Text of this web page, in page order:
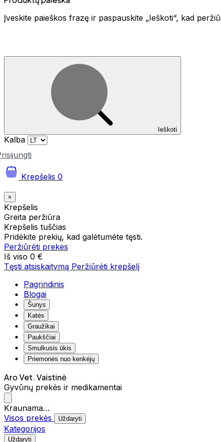
Įveskite paieškos frazę ir paspauskite „Ieškoti“, kad
Ieškoti
Kalba
Krepšelis 0
×
Krepšelis
Greita peržiūra
Krepšelis tuščias
Pridėkite prekių, kad galėtumėte tęsti.
Peržiūrėti prekes
Iš viso 0 €
Tęsti atsiskaitymą Peržiūrėti krepšelį
Pagrindinis
Blogai
Šunys
Katės
Graužikai
Paukščiai
Smulkusis ūkis
Priemonės nuo kenkėjų
Aro Vet. Vaistinė
Gyvūnų prekės ir medikamentai
Kraunama…
Visos prekės
Uždaryti
Kategorijos
Uždaryti